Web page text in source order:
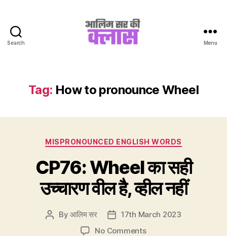
Search
Class
Menu
Tag: How to pronounce Wheel
Categories
MISPRONOUNCED ENGLISH WORDS
CP76: Wheel का सही
उच्चारण वील है, व्हील नहीं
PostByआलिम सर
Post
date
17th March 2023
No Commentson